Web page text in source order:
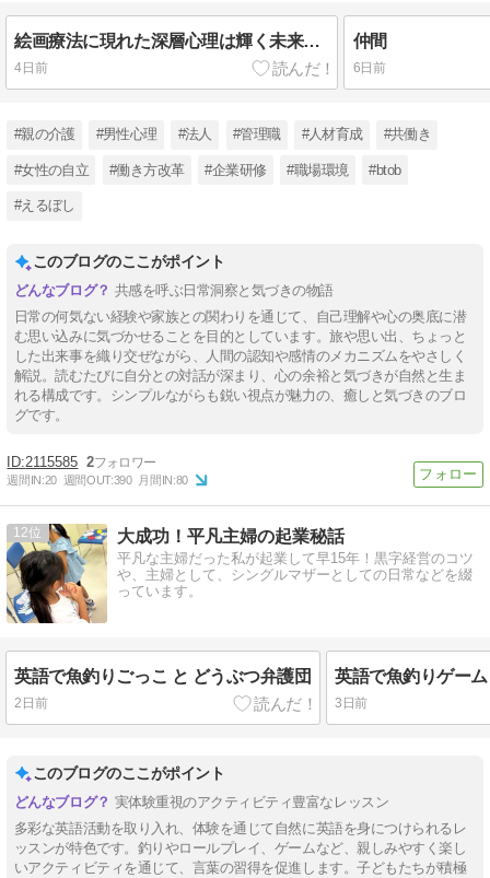
絵画療法に現れた深層心理は輝く未来への片道切符
4日前
仲間
6日前
#親の介護 #男性心理 #法人 #管理職 #人材育成 #共働き
#女性の自立 #働き方改革 #企業研修 #職場環境 #btob
#えるぼし
このブログのここがポイント
共感を呼ぶ日常洞察と気づきの物語
日常の何気ない経験や家族との関わりを通じて、自己理解や心の奥底に潜
む思い込みに気づかせることを目的としています。旅や思い出、ちょっと
した出来事を織り交ぜながら、人間の認知や感情のメカニズムをやさしく
解説。読むたびに自分との対話が深まり、心の余裕と気づきが自然と生ま
れる構成です。シンプルながらも鋭い視点が魅力の、癒しと気づきのブロ
グです。
2115585 2
週間IN:20 週間OUT:390 月間IN:80
12 大成功！平凡主婦の起業秘話
平凡な主婦だった私が起業して早15年！黒字経営のコツ
や、主婦として、シングルマザーとしての日常などを綴
っています。
英語で魚釣りごっこ と どうぶつ弁護団
2日前
英語で魚釣りゲー
3日前
このブログのここがポイント
実体験重視のアクティビティ豊富なレッスン
多彩な英語活動を取り入れ、体験を通じて自然に英語を身につけられるレ
ッスンが特色です。釣りやロールプレイ、ゲームなど、親しみやすく楽し
いアクティビティを通じて、言葉の習得を促進します。子どもたちが積極